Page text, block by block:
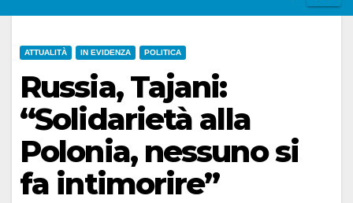
ATTUALITÀ IN EVIDENZA POLITICA
Russia, Tajani:
“Solidarietà alla
Polonia, nessuno si
fa intimorire”